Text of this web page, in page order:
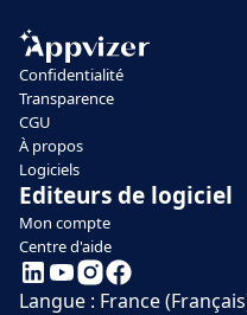
Confidentialité
Transparence
CGU
À propos
Logiciels
Editeurs de logiciel
Mon compte
Centre d'aide
Langue : France